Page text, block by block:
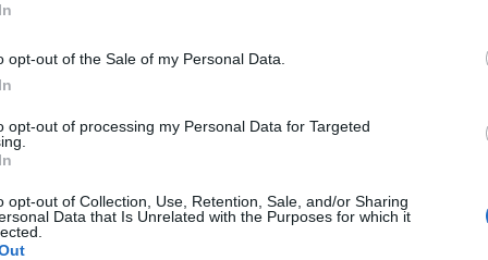
opt-out of the Sale of my Personal Data.
opt-out of processing my Personal Data for Targeted
opt-out of Collection, Use, Retention, Sale, and/or Sharing
Data that Is Unrelated with the Purposes for which it